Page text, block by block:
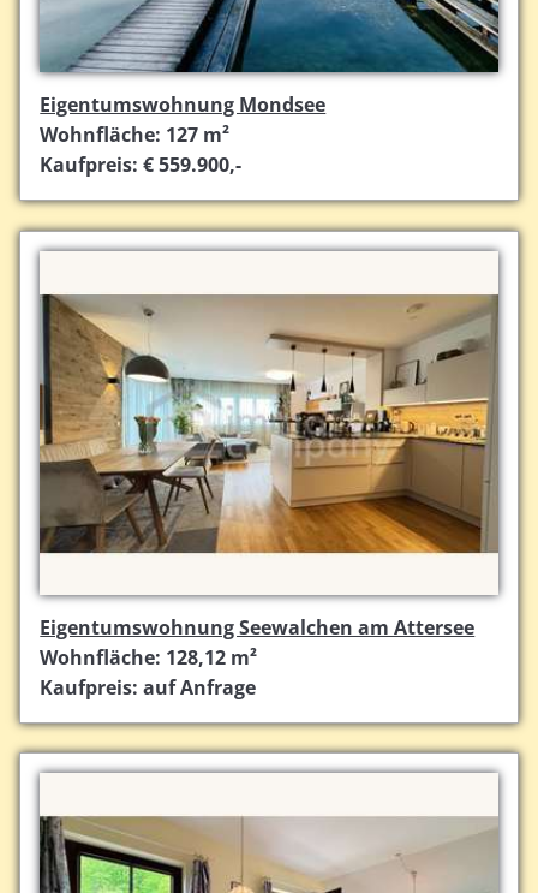
Eigentumswohnung Mondsee
Wohnfläche: 127 m²
Kaufpreis: € 559.900,-
Eigentumswohnung Seewalchen am Attersee
Wohnfläche: 128,12 m²
Kaufpreis: auf Anfrage